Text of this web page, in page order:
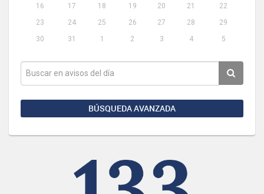
16
17 18 19 20 21
22
23
24 25 26 27 28
29
30
31 1 2 3 4 5
BÚSQUEDA AVANZADA